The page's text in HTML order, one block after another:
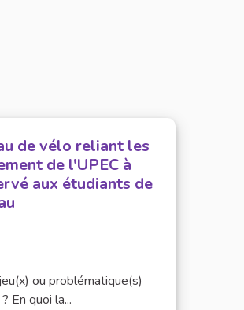
de vélo reliant les
de l'UPEC à
aux étudiants de
ou problématique(s)
En quoi la...